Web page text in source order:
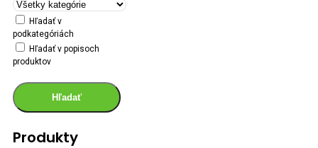
Hľadať v
podkategóriách
Hľadať v popisoch
produktov
Hľadať
Produkty